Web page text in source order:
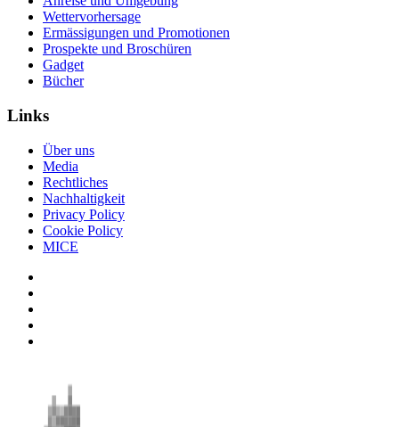
Wettervorhersage
Ermässigungen und Promotionen
Prospekte und Broschüren
Gadget
Bücher
Links
Über uns
Media
Rechtliches
Nachhaltigkeit
Privacy Policy
Cookie Policy
MICE